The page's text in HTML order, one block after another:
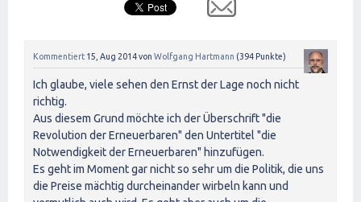
Kommentiert 15, Aug 2014von Wolfgang Hartmann (394 Punkte)
Ich glaube, viele sehen den Ernst der Lage noch nicht
richtig.
Aus diesem Grund möchte ich der Überschrift "die
Revolution der Erneuerbaren" den Untertitel "die
Notwendigkeit der Erneuerbaren" hinzufügen.
Es geht im Moment gar nicht so sehr um die Politik, die uns
die Preise mächtig durcheinander wirbeln kann und